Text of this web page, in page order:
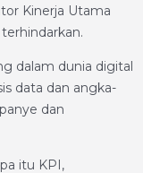
Kinerja Utama
dalam dunia digital
data dan angka-
dan
itu KPI,